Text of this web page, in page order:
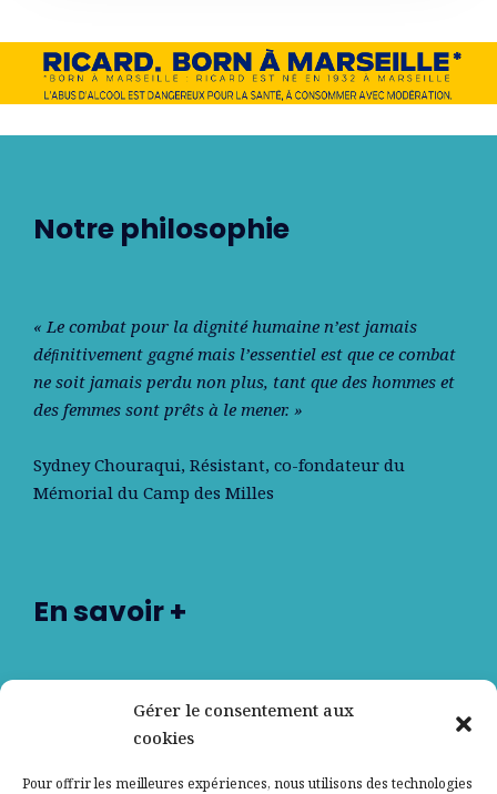
Gérer le consentement aux
cookies
Pour offrir les meilleures expériences, nous utilisons des technologies
Notre philosophie
« Le combat pour la dignité humaine n’est jamais
déﬁnitivement gagné mais l’essentiel est que ce combat
ne soit jamais perdu non plus, tant que des hommes et
des femmes sont prêts à le mener. »
Sydney Chouraqui, Résistant, co-fondateur du
Mémorial du Camp des Milles
En savoir +
Nos partenaires